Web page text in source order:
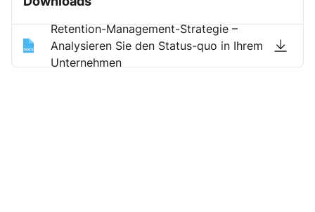
Retention-Management-Strategie –
Analysieren Sie den Status-quo in Ihrem
Unternehmen